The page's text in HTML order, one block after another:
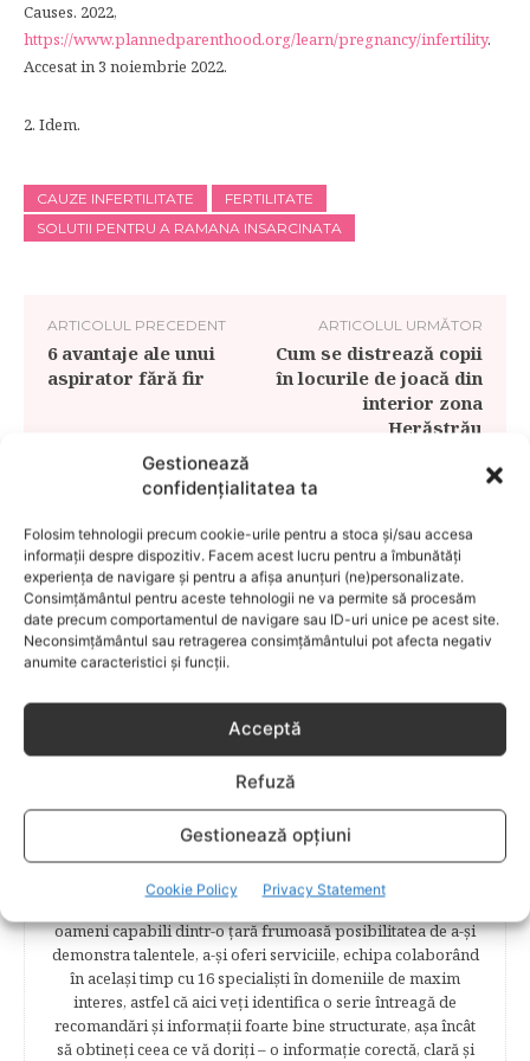
Gestionează
confidențialitatea ta
Folosim tehnologii precum cookie-urile pentru a stoca și/sau accesa
informații despre dispozitiv. Facem acest lucru pentru a îmbunătăți
experiența de navigare și pentru a afișa anunțuri (ne)personalizate.
Consimțământul pentru aceste tehnologii ne va permite să procesăm
date precum comportamentul de navigare sau ID-uri unice pe acest site.
Neconsimțământul sau retragerea consimțământului pot afecta negativ
anumite caracteristici și funcții.
Acceptă
Refuză
Gestionează opțiuni
Cookie Policy Privacy Statement
Causes. 2022,
https://www.plannedparenthood.org/learn/pregnancy/infertility.
Accesat in 3 noiembrie 2022.
2. Idem.
CAUZE INFERTILITATE
FERTILITATE
SOLUTII PENTRU A RAMANA INSARCINATA
ARTICOLUL PRECEDENT
6 avantaje ale unui
aspirator fără fir
ARTICOLUL URMĂTOR
Cum se distrează copii
în locurile de joacă din
interior zona
Herăstrău
REDACTIA BEBELU
Bebelu.ro s-a născut din plăcerea autorilor ei de a scrie, din
complex proiect în segmentul de creştere şi îngrijire a
copilului. Bebelu este o plaformă online pentru părinţi şi
copii şi pentru cei care ar dori să redevină copii. Ne
propunem să încântăm vizitatorii, să-i fascinăm, să-i
surprindem şi să-i reţinem în mrejele paginilor noastre.​
oameni capabili dintr-o ţară frumoasă posibilitatea de a-şi
demonstra talentele, a-şi oferi serviciile, echipa colaborând
în acelaşi timp cu 16 specialişti în domeniile de maxim
interes, astfel că aici veţi identifica o serie întreagă de
recomandări şi informaţii foarte bine structurate, aşa încât
să obtineţi ceea ce vă doriţi – o informaţie corectă, clară şi